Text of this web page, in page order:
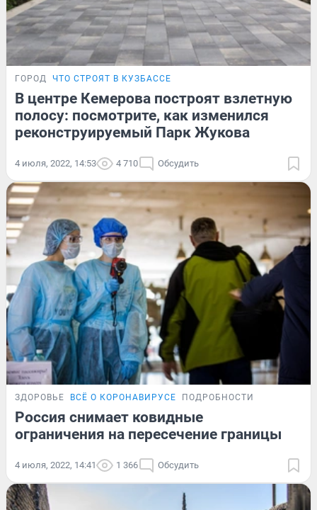
ГОРОД ЧТО СТРОЯТ В КУЗБАССЕ
В центре Кемерова построят взлетную
полосу: посмотрите, как изменился
реконструируемый Парк Жукова
4 июля, 2022, 14:53 4 710 Обсудить
ЗДОРОВЬЕ ВСЁ О КОРОНАВИРУСЕ ПОДРОБНОСТИ
Россия снимает ковидные
ограничения на пересечение границы
4 июля, 2022, 14:41 1 366 Обсудить